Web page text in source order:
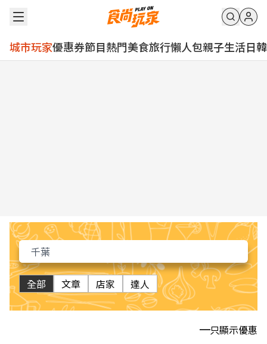
城市玩家優惠券節目熱門美食旅行懶人包親子生活日韓
全部 文章 店家 達人
只顯示優惠